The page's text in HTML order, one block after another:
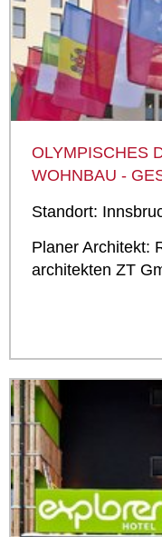
OLYMPISCHES
WOHNBAU -
Standort:
Planer Architekt:
architekten ZT